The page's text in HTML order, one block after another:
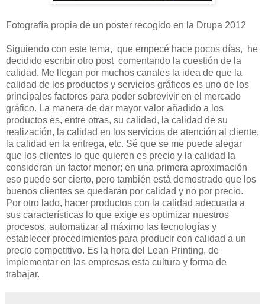
Fotografía propia de un poster recogido en la Drupa 2012
Siguiendo con este tema, que empecé hace pocos días, he
decidido escribir otro post comentando la cuestión de la
calidad. Me llegan por muchos canales la idea de que la
calidad de los productos y servicios gráficos es uno de los
principales factores para poder sobrevivir en el mercado
gráfico. La manera de dar mayor valor añadido a los
productos es, entre otras, su calidad, la calidad de su
realización, la calidad en los servicios de atención al cliente,
la calidad en la entrega, etc. Sé que se me puede alegar
que los clientes lo que quieren es precio y la calidad la
consideran un factor menor; en una primera aproximación
eso puede ser cierto, pero también está demostrado que los
buenos clientes se quedarán por calidad y no por precio.
Por otro lado, hacer productos con la calidad adecuada a
sus características lo que exige es optimizar nuestros
procesos, automatizar al máximo las tecnologías y
establecer procedimientos para producir con calidad a un
precio competitivo. Es la hora del Lean Printing, de
implementar en las empresas esta cultura y forma de
trabajar.